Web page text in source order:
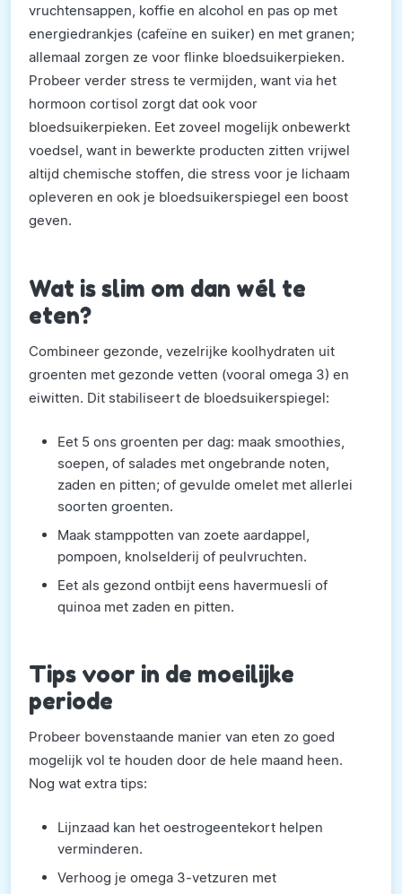
vruchtensappen, koffie en alcohol en pas op met
energiedrankjes (cafeïne en suiker) en met granen;
allemaal zorgen ze voor flinke bloedsuikerpieken.
Probeer verder stress te vermijden, want via het
hormoon cortisol zorgt dat ook voor
bloedsuikerpieken. Eet zoveel mogelijk onbewerkt
voedsel, want in bewerkte producten zitten vrijwel
altijd chemische stoffen, die stress voor je lichaam
opleveren en ook je bloedsuikerspiegel een boost
geven.
Wat is slim om dan wél te
eten?
Combineer gezonde, vezelrijke koolhydraten uit
groenten met gezonde vetten (vooral omega 3) en
eiwitten. Dit stabiliseert de bloedsuikerspiegel:
Eet 5 ons groenten per dag: maak smoothies,
soepen, of salades met ongebrande noten,
zaden en pitten; of gevulde omelet met allerlei
soorten groenten.
Maak stamppotten van zoete aardappel,
pompoen, knolselderij of peulvruchten.
Eet als gezond ontbijt eens havermuesli of
quinoa met zaden en pitten.
Tips voor in de moeilijke
periode
Probeer bovenstaande manier van eten zo goed
mogelijk vol te houden door de hele maand heen.
Nog wat extra tips:
Lijnzaad kan het oestrogeentekort helpen
verminderen.
Verhoog je omega 3-vetzuren met